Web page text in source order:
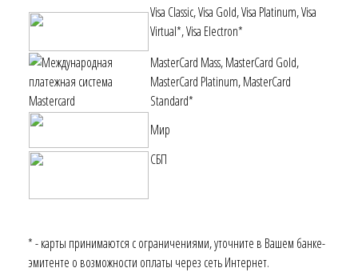
Visa Classic, Visa Gold, Visa Platinum, Visa
Virtual*, Visa Electron*
MasterСard Mass, MasterСard Gold,
MasterСard Platinum, MasterCard
Standard*
Мир
СБП
* - карты принимаются с ограничениями, уточните в Вашем банке-
эмитенте о возможности оплаты через сеть Интернет.